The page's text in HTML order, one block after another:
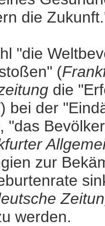
die
"die
(
die
bei der
"das
zur
werden.